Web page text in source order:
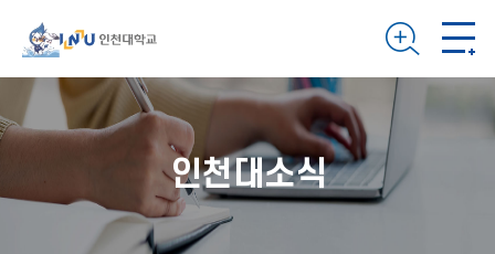
인천대소식